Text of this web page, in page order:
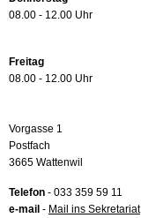
08.00 - 12.00 Uhr
Freitag
08.00 - 12.00 Uhr
Vorgasse 1
Postfach
3665 Wattenwil
Telefon - 033 359 59 11
e-mail - Mail ins Sekretariat